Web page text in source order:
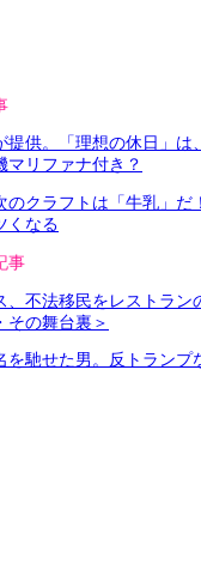
提供。「理想の休日」は
マリファナ付き？
のクラフトは「牛乳」だ
くなる
事
、不法移民をレストラン
その舞台裏＞
を馳せた男。反トランプ